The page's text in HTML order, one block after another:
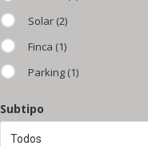
Solar (2)
Finca (1)
Parking (1)
Subtipo
Todos